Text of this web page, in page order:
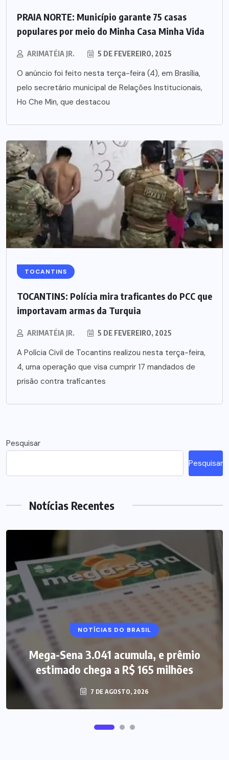
PRAIA NORTE: Município garante 75 casas
populares por meio do Minha Casa Minha Vida
ARIMATÉIA JR. 5 DE FEVEREIRO, 2025
O anúncio foi feito nesta terça-feira (4), em Brasília,
pelo secretário municipal de Relações Institucionais,
Ho Che Min, que destacou
TOCANTINS
TOCANTINS: Polícia mira traficantes do PCC que
importavam armas da Turquia
ARIMATÉIA JR. 5 DE FEVEREIRO, 2025
A Polícia Civil de Tocantins realizou nesta terça-feira,
4, uma operação que visa cumprir 17 mandados de
prisão contra traficantes
Pesquisar
Pesquisar
Notícias Recentes
NOTÍCIAS DO BRASIL
Mega-Sena 3.041 acumula, e prêmio
estimado chega a R$ 165 milhões
7 DE AGOSTO, 2026